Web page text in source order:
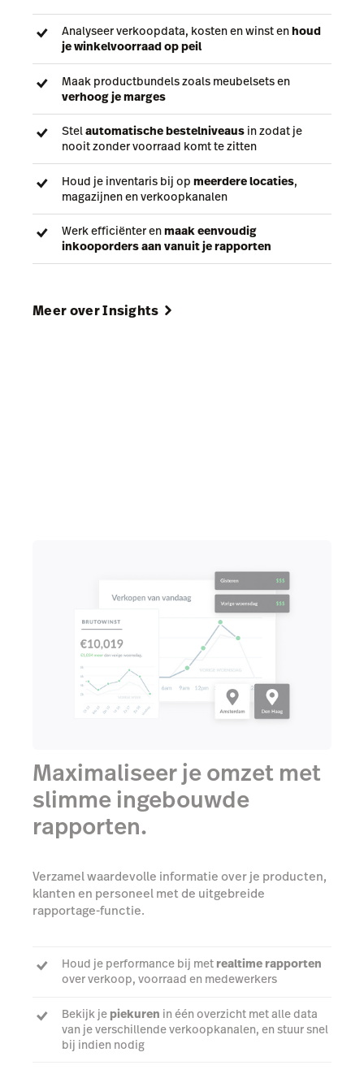
Analyseer verkoopdata, kosten en winst enhoud
je winkelvoorraad op peil
Maak productbundels zoals meubelsets en
verhoog je marges
Stelautomatische bestelniveaus in zodat je
nooit zonder voorraad komt te zitten
Houd je inventaris bij op meerdere locaties,
magazijnen en verkoopkanalen
Werk efficiënter enmaak eenvoudig
inkooporders aan vanuit je rapporten
Meer over Insights
Maximaliseer je omzet met
slimme ingebouwde
rapporten.
Verzamel waardevolle informatie over je producten,
klanten en personeel met de uitgebreide
rapportage-functie.
Houd je performance bij met realtime rapporten
over verkoop, voorraad en medewerkers
Bekijk je piekuren in één overzicht met alle data
van je verschillende verkoopkanalen, en stuur snel
bij indien nodig